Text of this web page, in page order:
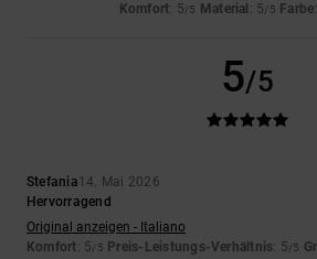
Komfort: 5/5 Material : 5/5 Farbe
5/5
Stefania14. Mai 2026
Hervorragend
Original anzeigen - Italiano
Komfort: 5/5 Preis-Leistungs-Verhältnis: 5/5